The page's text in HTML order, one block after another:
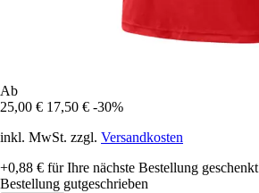
Ab
25,00 € 17,50 € -30%
inkl. MwSt. zzgl. Versandkosten
+0,88 € für Ihre nächste Bestellung geschenkt
Bestellung gutgeschrieben